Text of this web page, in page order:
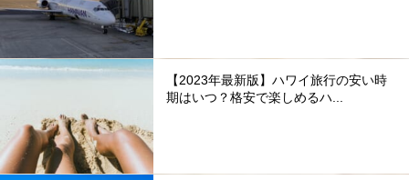
【2023年最新版】ハワイ旅行の安い時
期はいつ？格安で楽しめるハ...